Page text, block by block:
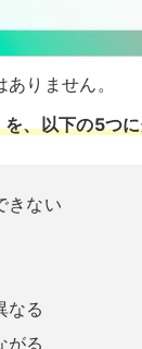
りません。
、以下の5つ
きない
なる
がる